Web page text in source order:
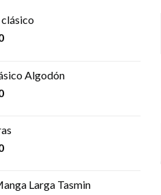
Algodón
Larga Tasmin